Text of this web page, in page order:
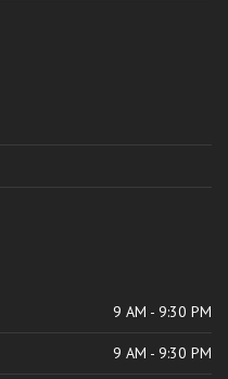
9 AM - 9:30 PM
9 AM - 9:30 PM